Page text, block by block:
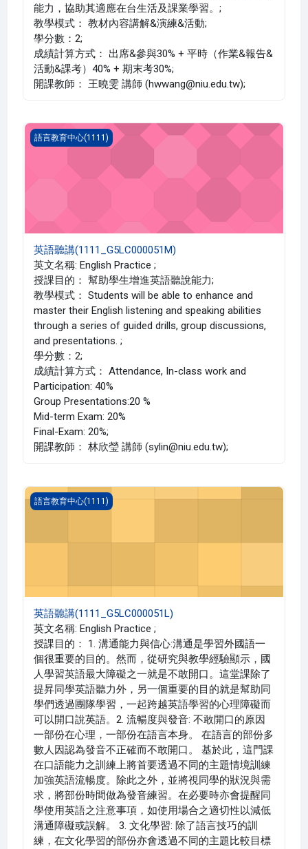
能力，協助其適應在台生活及課業學習。;
教學模式： 教材內容講解&演練&活動;
學分數：2;
成績計算方式： 出席&參與30% + 平時（作業&報告&
活動&課考）40% + 期末考30%;
開課教師： 王曉雯 講師 (hwwang@niu.edu.tw);
英語聽講(1111_G5LC000051M)
語言教育中心(1111)
英語聽講(1111_G5LC000051M)
英文名稱: English Practice ;
授課目的： 幫助學生增進英語聽說能力;
教學模式： Students will be able to enhance and
master their English listening and speaking abilities
through a series of guided drills, group discussions,
and presentations. ;
學分數：2;
成績計算方式： Attendance, In-class work and
Participation: 40%
Group Presentations:20 %
Mid-term Exam: 20%
Final-Exam: 20%;
開課教師： 林欣瑩 講師 (sylin@niu.edu.tw);
英語聽講(1111_G5LC000051L)
語言教育中心(1111)
英語聽講(1111_G5LC000051L)
英文名稱: English Practice ;
授課目的： 1. 溝通能力與信心:溝通是學習外國語一
個很重要的目的。然而，從研究與教學經驗顯示，國
人學習英語最大障礙之一就是不敢開口。這堂課除了
提昇同學英語聽力外，另一個重要的目的就是幫助同
學們透過團隊學習，一起跨越英語學習的心理障礙而
可以開口說英語。2. 流暢度與發音: 不敢開口的原因
一部份在心理，一部份在語言本身。 在語言的部份多
數人因認為發音不正確而不敢開口。 基於此，這門課
在口語能力之訓練上將首要透過不同的主題情境訓練
加強英語流暢度。除此之外，並將視同學的狀況與需
求，將部份時間做為發音練習。在必要時亦會提醒同
學使用英語之注意事項，如使用場合之適切性以減低
溝通障礙或誤解。 3. 文化學習: 除了語言技巧的訓
練，在文化學習的部份亦會透過不同的主題比較目標